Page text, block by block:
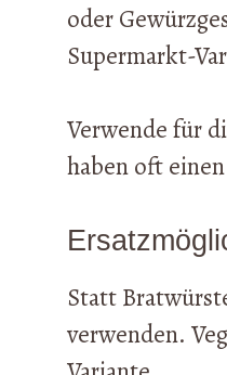
oder
Supermarkt-
Verwende für
haben oft
Statt
verwenden.